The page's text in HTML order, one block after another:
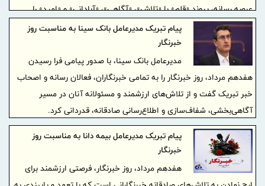
عرصه رسانه، پیوند «قلم» با «تلاش»، «آگاهی»، «آبادانی» و «امید» را
سرمایه‌ای گرانسنگ برای کشور دانست و افزود: رسانه‌های مسئول و
خبرنگاران دغدغه‌مند، با انعکاس واقعیت‌ها، تبیین دستاوردها، طرح
منصفانه مسائل و تقویت امید و اعتماد، نقش ارزشمندی در هم‌افزایی
ملی و پیشبرد اهداف توسعه ایفا می‌کنند.
پیام تبریک مدیرعامل بانک سینا به مناسبت روز
خبرنگار
مدیرعامل بانک سینا، با صدور پیامی فرا رسیدن
هفدهم مرداد، روز خبرنگار را به تمامی خبرنگاران، فعالان رسانه و اصحاب
خبر تبریک گفت و از تلاش‌های ارزشمند و مسئولانه آنان در مسیر
آگاهی‌بخشی، شفاف‌سازی و اطلاع‌رسانی صادقانه، قدردانی کرد.
پیام ‌تبریک‌ مدیرعامل بیمه دانا به مناسبت روز
خبرنگار
هفدهم مرداد، روز خبرنگار، فرصتی ارزشمند برای